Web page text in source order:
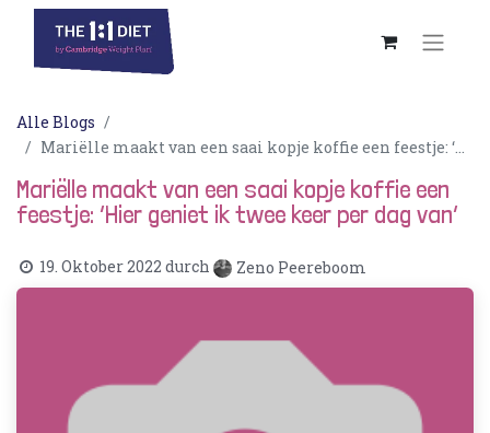
Alle Blogs
Mariëlle maakt van een saai kopje koffie een feestje: ‘Hier geniet ik twee keer per dag van’
Mariëlle maakt van een saai kopje koffie een
feestje: ‘Hier geniet ik twee keer per dag van’
19. Oktober 2022 durch Zeno Peereboom